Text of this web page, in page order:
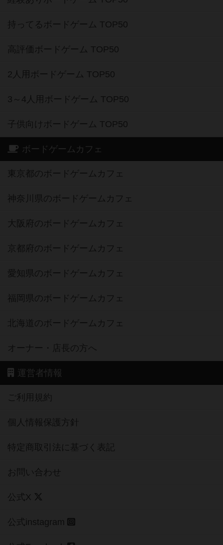
持ってるボードゲーム TOP50
高評価ボードゲーム TOP50
2人用ボードゲーム TOP50
3～4人用ボードゲーム TOP50
子供向けボードゲーム TOP50
ボードゲームカフェ
東京都のボードゲームカフェ
神奈川県のボードゲームカフェ
大阪府のボードゲームカフェ
京都府のボードゲームカフェ
愛知県のボードゲームカフェ
福岡県のボードゲームカフェ
北海道のボードゲームカフェ
オーナー・店長の方へ
運営者情報
ご利用規約
個人情報保護方針
特定商取引法に基づく表記
お問い合わせ
公式X
公式instagram